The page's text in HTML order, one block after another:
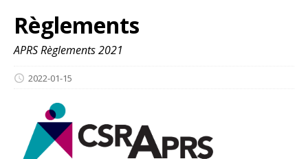
Règlements
APRS Règlements 2021
2022-01-15